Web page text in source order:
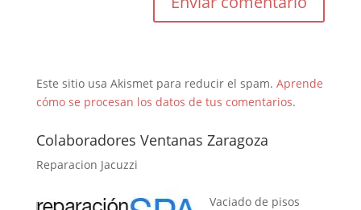
Este sitio usa Akismet para reducir el spam. Aprende
cómo se procesan los datos de tus comentarios.
Colaboradores Ventanas Zaragoza
Reparacion Jacuzzi
Vaciado de pisos